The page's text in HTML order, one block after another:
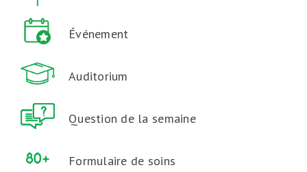
Événement
Auditorium
Question de la semaine
Formulaire de soins